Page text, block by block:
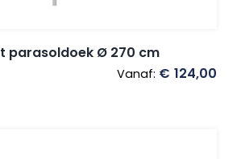
parasoldoek Ø 270 cm
Vanaf: € 124,00